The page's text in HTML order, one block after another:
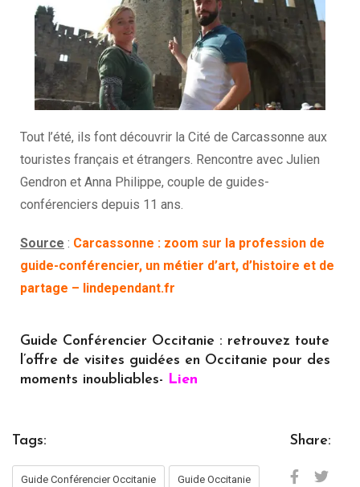
Tout l’été, ils font découvrir la Cité de Carcassonne aux
touristes français et étrangers. Rencontre avec Julien
Gendron et Anna Philippe, couple de guides-
conférenciers depuis 11 ans.
Source : Carcassonne : zoom sur la profession de
guide-conférencier, un métier d’art, d’histoire et de
partage – lindependant.fr
Guide Conférencier Occitanie : retrouvez toute
l’offre de visites guidées en Occitanie pour des
moments inoubliables- Lien
Tags:
Guide Conférencier Occitanie Guide Occitanie
Share: